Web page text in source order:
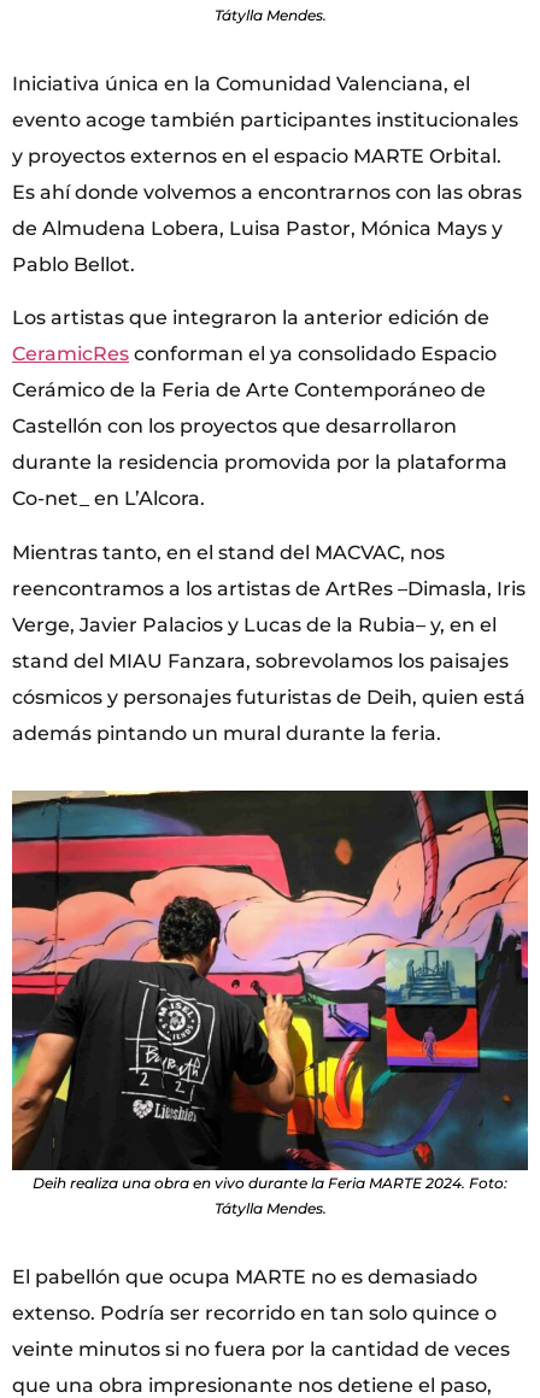
Tátylla Mendes.
Iniciativa única en la Comunidad Valenciana, el
evento acoge también participantes institucionales
y proyectos externos en el espacio MARTE Orbital.
Es ahí donde volvemos a encontrarnos con las obras
de Almudena Lobera, Luisa Pastor, Mónica Mays y
Pablo Bellot.
Los artistas que integraron la anterior edición de
CeramicRes conforman el ya consolidado Espacio
Cerámico de la Feria de Arte Contemporáneo de
Castellón con los proyectos que desarrollaron
durante la residencia promovida por la plataforma
Co-net_ en L’Alcora.
Mientras tanto, en el stand del MACVAC, nos
reencontramos a los artistas de ArtRes –Dimasla, Iris
Verge, Javier Palacios y Lucas de la Rubia– y, en el
stand del MIAU Fanzara, sobrevolamos los paisajes
cósmicos y personajes futuristas de Deih, quien está
además pintando un mural durante la feria.
Deih realiza una obra en vivo durante la Feria MARTE 2024. Foto:
Tátylla Mendes.
El pabellón que ocupa MARTE no es demasiado
extenso. Podría ser recorrido en tan solo quince o
veinte minutos si no fuera por la cantidad de veces
que una obra impresionante nos detiene el paso,